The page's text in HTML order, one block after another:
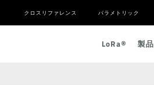
クロスリファレンス パラメトリック
LoRa® 製品